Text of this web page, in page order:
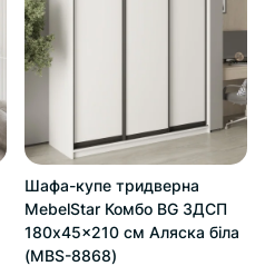
Шафа-купе тридверна
MebelStar Комбо BG 3ДСП
180x45x210 см Аляска біла
(MBS-8868)